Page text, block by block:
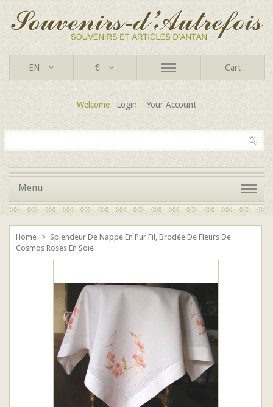
EN € Cart
Welcome Login Your Account
Menu
Home > Splendeur De Nappe En Pur Fil, Brodée De Fleurs De
Cosmos Roses En Soie